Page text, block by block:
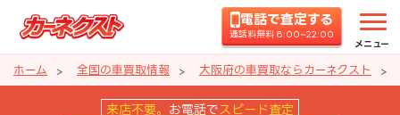
電話で査定する
通話料無料 8:00~22:00
メニュー
ホーム 全国の車買取情報 大阪府の車買取ならカーネクスト
大阪府大阪市住吉区の車買取な
来店不要。 お電話で スピード査定